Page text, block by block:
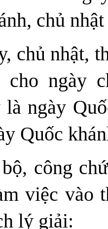
chủ
chủ nhật,
ngày
ngày
Quốc
công
việc vào
lý giải: